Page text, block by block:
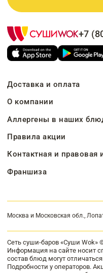
+7
Доставка и оплата
О компании
Аллергены в наших
Правила акции
Контактная и правовая
Франшиза
Москва и Московская обл.,
Сеть суши-баров «Суши Wok»
Информация на сайте носит
состав блюд могут
Подробности у операторов.